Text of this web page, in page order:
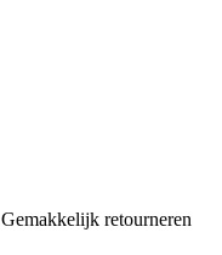
Gemakkelijk retourneren